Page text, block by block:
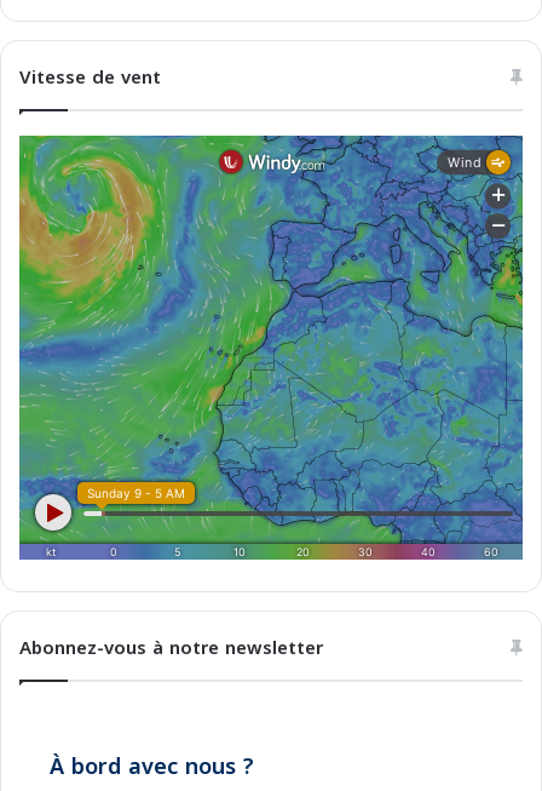
h
e
b
a
v
e
c
C
a
b
i
n
P
l
u
s
+
Vitesse de vent
Abonnez-vous à notre newsletter
À bord avec nous ?